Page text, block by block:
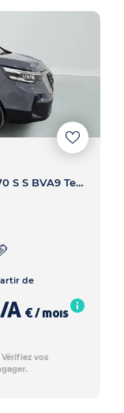
Primastar Combi L1H1 3.0t 2.0 dCi 170 S S BVA9 Tekna - PRIMASTAR COMBI Primastar Combi L1H1 3.0t 2.0 dCi 170 S S BVA9 Tekna
de
A € / mois
vos